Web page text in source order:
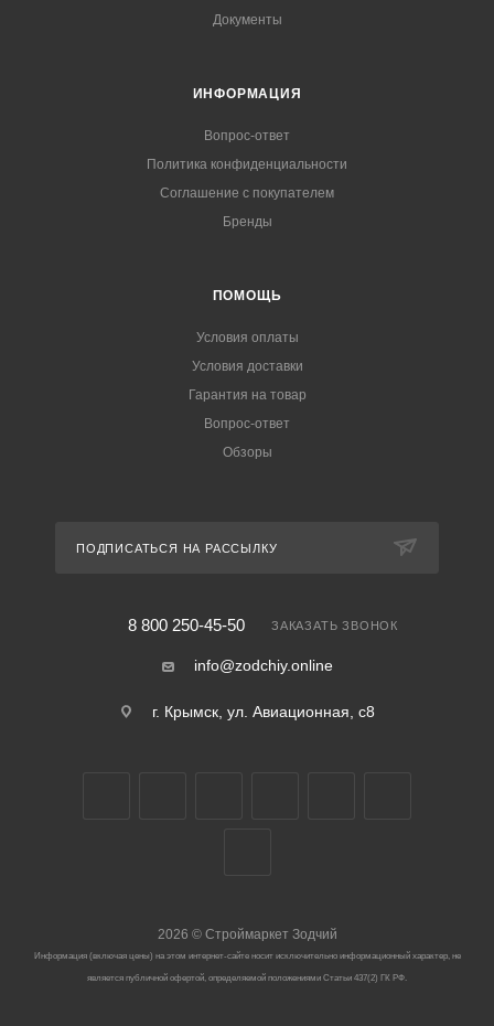
Документы
ИНФОРМАЦИЯ
Вопрос-ответ
Политика конфиденциальности
Соглашение с покупателем
Бренды
ПОМОЩЬ
Условия оплаты
Условия доставки
Гарантия на товар
Вопрос-ответ
Обзоры
ПОДПИСАТЬСЯ НА РАССЫЛКУ
8 800 250-45-50 ЗАКАЗАТЬ ЗВОНОК
info@zodchiy.online
г. Крымск, ул. Авиационная, с8
2026 ©Строймаркет Зодчий
Информация (включая цены) на этом интернет-сайте носит исключительно информационный характер, не
является публичной офертой, определяемой положениями Статьи 437(2) ГК РФ.